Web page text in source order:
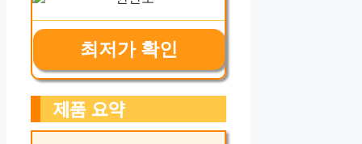
최저가 확인
제품 요약